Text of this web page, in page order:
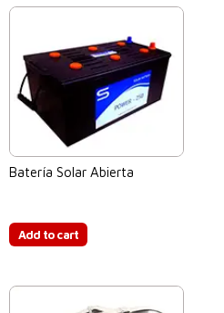
Batería Solar Abierta
Add to cart